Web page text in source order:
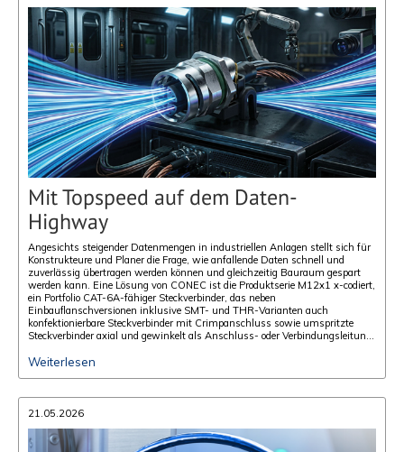
Mit Topspeed auf dem Daten-
Highway
Angesichts steigender Datenmengen in industriellen Anlagen stellt sich für
Konstrukteure und Planer die Frage, wie anfallende Daten schnell und
zuverlässig übertragen werden können und gleichzeitig Bauraum gespart
werden kann. Eine Lösung von CONEC ist die Produktserie M12x1 x-codiert,
ein Portfolio CAT-6A-fähiger Steckverbinder, das neben
Einbauflanschversionen inklusive SMT- und THR-Varianten auch
konfektionierbare Steckverbinder mit Crimpanschluss sowie umspritzte
Steckverbinder axial und gewinkelt als Anschluss- oder Verbindungsleitung
Weiterlesen
21.05.2026